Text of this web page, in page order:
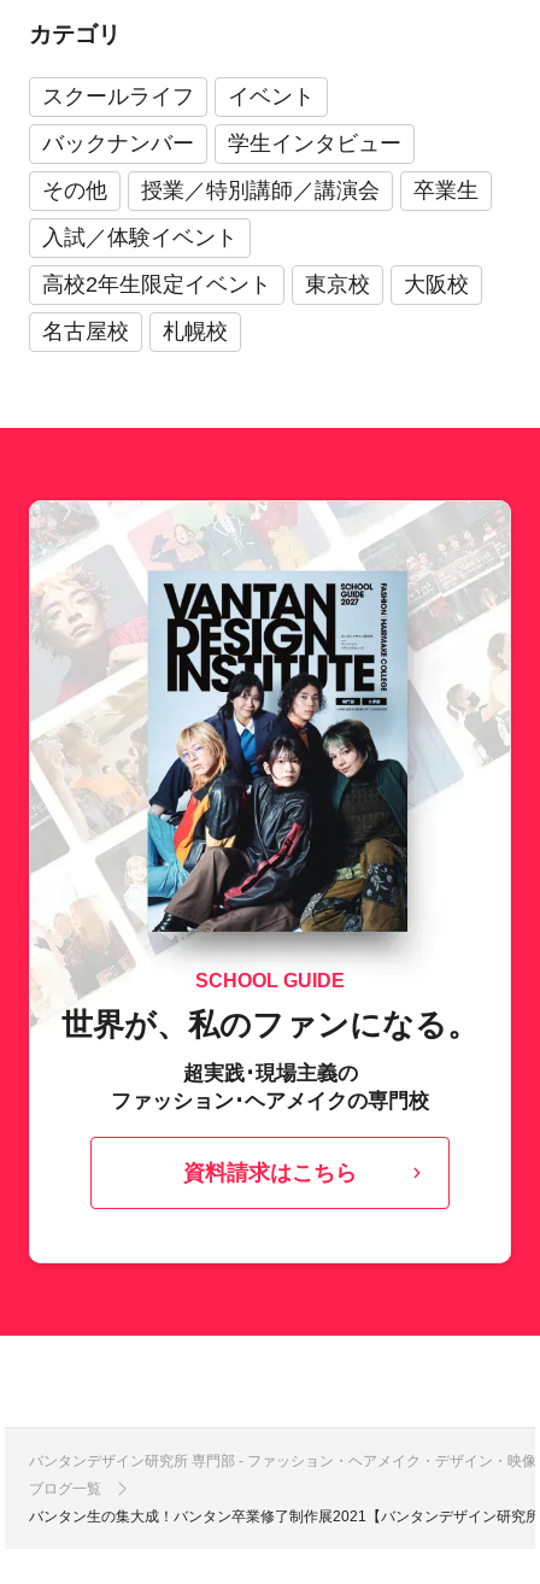
カテゴリ
スクールライフ
イベント
バックナンバー
学生インタビュー
その他
授業／特別講師／講演会
卒業生
入試／体験イベント
高校2年生限定イベント
東京校
大阪校
名古屋校
札幌校
SCHOOL GUIDE
世界が、私のファンになる。
超実践･現場主義の
ファッション･ヘアメイクの専門校
資料請求はこちら
バンタンデザイン研究所 専門部 - ファッション・ヘアメイク・デザイン・映
ブログ一覧
バンタン生の集大成！バンタン卒業修了制作展2021【バンタンデザイン研究